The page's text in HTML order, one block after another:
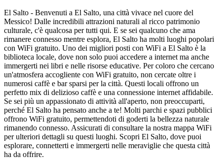
El Salto - Benvenuti a El Salto, una città vivace nel cuore del
Messico! Dalle incredibili attrazioni naturali al ricco patrimonio
culturale, c'è qualcosa per tutti qui. E se sei qualcuno che ama
rimanere connesso mentre esplora, El Salto ha molti luoghi popolari
con WiFi gratuito. Uno dei migliori posti con WiFi a El Salto è la
biblioteca locale, dove non solo puoi accedere a internet ma anche
immergerti nei libri e nelle risorse educative. Per coloro che cercano
un'atmosfera accogliente con WiFi gratuito, non cercate oltre i
numerosi caffè e bar sparsi per la città. Questi locali offrono un
perfetto mix di delizioso caffè e una connessione internet affidabile.
Se sei più un appassionato di attività all'aperto, non preoccuparti,
perché El Salto ha pensato anche a te! Molti parchi e spazi pubblici
offrono WiFi gratuito, permettendoti di goderti la bellezza naturale
rimanendo connesso. Assicurati di consultare la nostra mappa WiFi
per ulteriori dettagli su questi luoghi. Scopri El Salto, dove puoi
esplorare, connetterti e immergerti nelle meraviglie che questa città
ha da offrire.